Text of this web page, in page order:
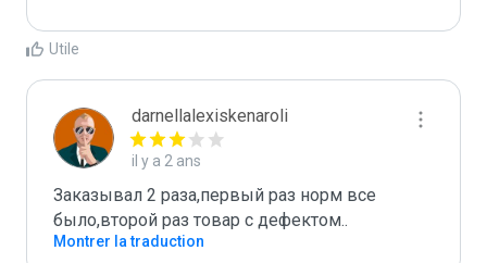
Utile
darnellalexiskenaroli
il y a 2 ans
Заказывал 2 раза,первый раз норм все
было,второй раз товар с дефектом..
Montrer la traduction